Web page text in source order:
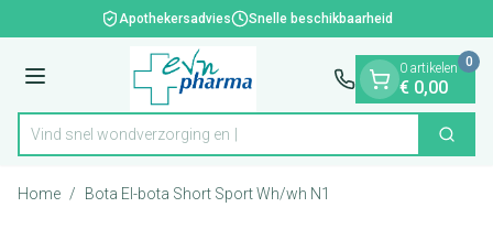
Ga naar de inhoudApothekersadvies Snelle beschikbaarheid
Menu
Product, merk, categorie...
Vind snel wondverzorg Zoek
0 artikelen
€ 0,00
0
Home / Bota El-bota Short Sport Wh/wh N1